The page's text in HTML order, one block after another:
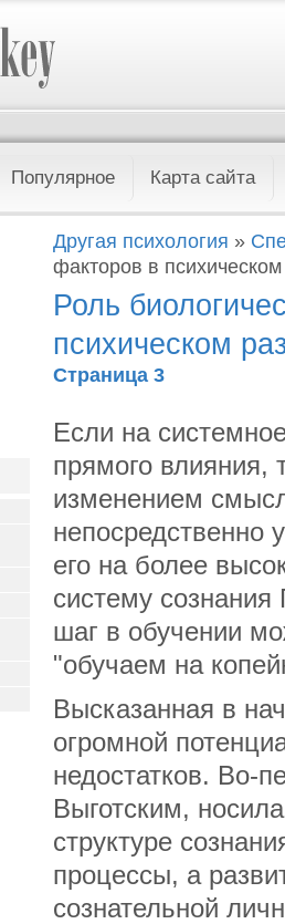
Популярное Карта сайта
Другая психология »
факторов в
Роль
психическом
Страница 3
Если на
прямого влияния,
изменением
непосредственно
его на более
систему
шаг в обучении
"обучаем на
Высказанная в
огромной
недостатков. Во-
Выготским,
структуре
процессы, а
сознательной